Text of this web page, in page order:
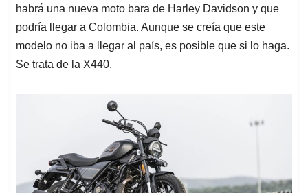
habrá una nueva moto bara de Harley Davidson y que
podría llegar a Colombia. Aunque se creía que este
modelo no iba a llegar al país, es posible que si lo haga.
Se trata de la X440.